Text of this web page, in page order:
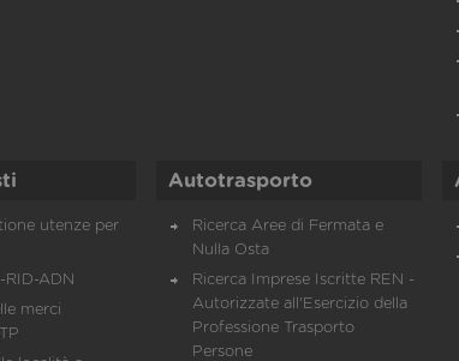
utenze per
RID-ADN
merci
Autotrasporto
Ricerca Aree di Fermata e
Nulla Osta
Ricerca Imprese Iscritte REN -
Autorizzate all'Esercizio della
Professione Trasporto
Persone